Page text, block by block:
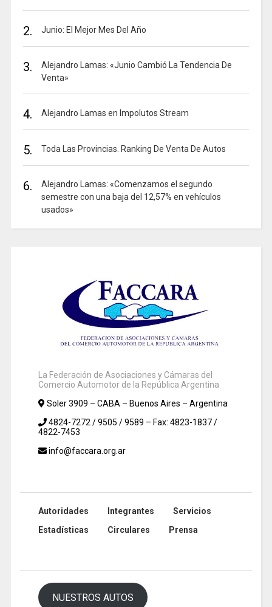
2. Junio: El Mejor Mes Del Año
3.
Alejandro Lamas: «Junio Cambió La Tendencia De
Venta»
4. Alejandro Lamas en Impolutos Stream
5. Toda Las Provincias. Ranking De Venta De Autos
6.
Alejandro Lamas: «Comenzamos el segundo
semestre con una baja del 12,57% en vehículos
usados»
La Federación de Asociaciones y Cámaras del
Comercio Automotor de la República Argentina
Soler 3909 – CABA – Buenos Aires – Argentina
4824-7272 / 9505 / 9589 – Fax: 4823-1837 /
4822-7453
info@faccara.org.ar
Autoridades Integrantes
Servicios
Estadísticas
Circulares Prensa
NUESTROS AUTOS